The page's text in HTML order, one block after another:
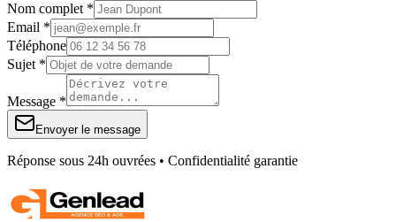
Nom complet *
Email *
Téléphone
Sujet *
Message *
Envoyer le message
Réponse sous 24h ouvrées • Confidentialité garantie